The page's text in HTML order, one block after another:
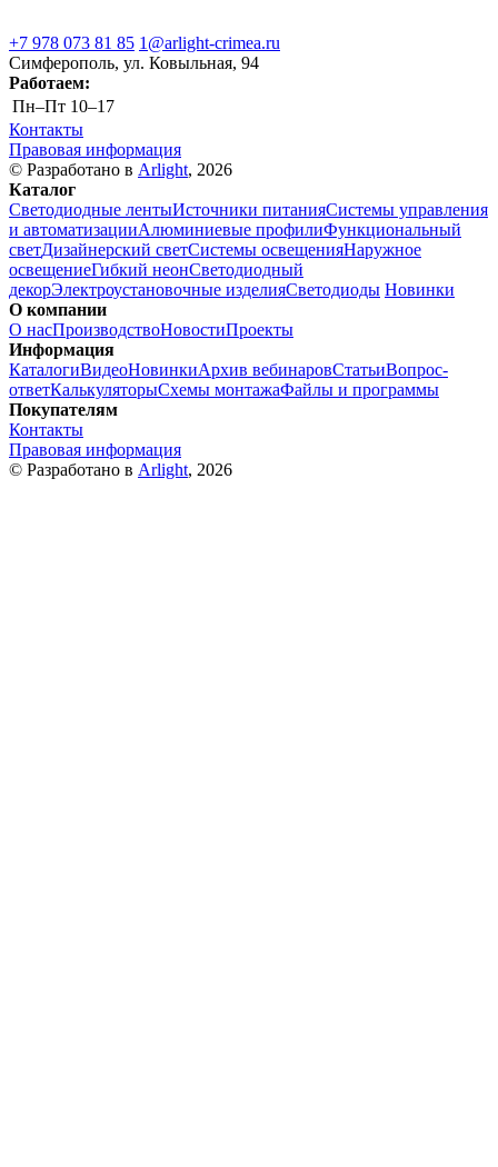
+7 978 073 81 85 1@arlight-crimea.ru
Симферополь, ул. Ковыльная, 94
Работаем:
Пн–Пт 10–17
Контакты
Правовая информация
© Разработано в Arlight, 2026
Каталог
Светодиодные лентыИсточники питанияСистемы управления
и автоматизацииАлюминиевые профилиФункциональный
светДизайнерский светСистемы освещенияНаружное
освещениеГибкий неонСветодиодный
декорЭлектроустановочные изделияСветодиоды Новинки
О компании
О насПроизводствоНовостиПроекты
Информация
КаталогиВидеоНовинкиАрхив вебинаровСтатьиВопрос-
ответКалькуляторыСхемы монтажаФайлы и программы
Покупателям
Контакты
Правовая информация
© Разработано в Arlight, 2026